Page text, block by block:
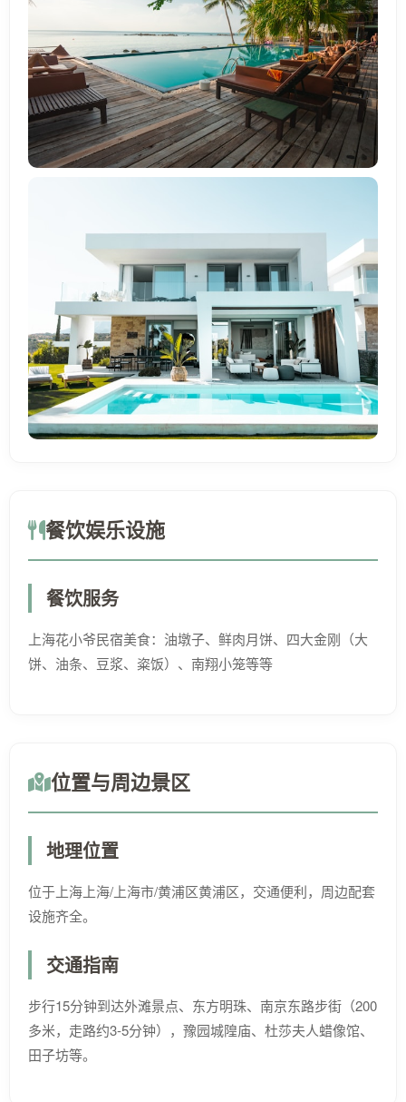
餐饮娱乐设施
餐饮服务
上海花小爷民宿美食：油墩子、鲜肉月饼、四大金刚（大
饼、油条、豆浆、粢饭）、南翔小笼等等
位置与周边景区
地理位置
位于上海上海/上海市/黄浦区黄浦区，交通便利，周边配套
设施齐全。
交通指南
步行15分钟到达外滩景点、东方明珠、南京东路步街（200
多米，走路约3-5分钟），豫园城隍庙、杜莎夫人蜡像馆、
田子坊等。